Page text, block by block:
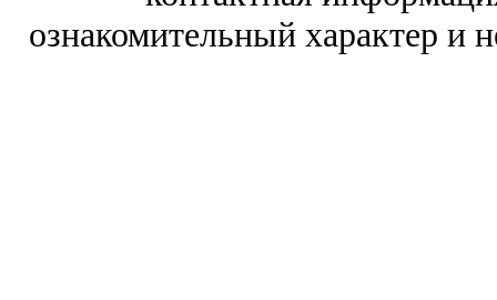
ознакомительный характер и